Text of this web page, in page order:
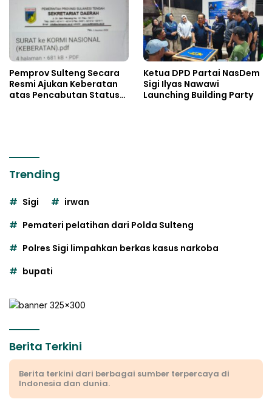
Pemprov Sulteng Secara
Resmi Ajukan Keberatan
atas Pencabutan Status
Ketua DPD Partai NasDem
Sigi Ilyas Nawawi
Launching Building Party
Trending
Sigi
irwan
Pemateri pelatihan dari Polda Sulteng
Polres Sigi limpahkan berkas kasus narkoba
bupati
Berita Terkini
Berita terkini dari berbagai sumber terpercaya di
Indonesia dan dunia.